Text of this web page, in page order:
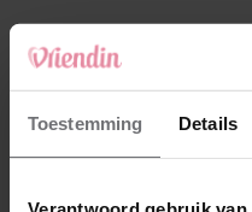
Toestemming Details